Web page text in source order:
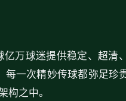
万球迷提供稳定、超清
一次精妙传球都弥足珍
构之中。